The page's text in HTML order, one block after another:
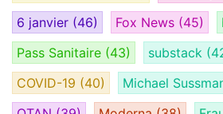
6 janvier (46) Fox News (45)
Pass Sanitaire (43) substack
COVID-19 (40) Michael